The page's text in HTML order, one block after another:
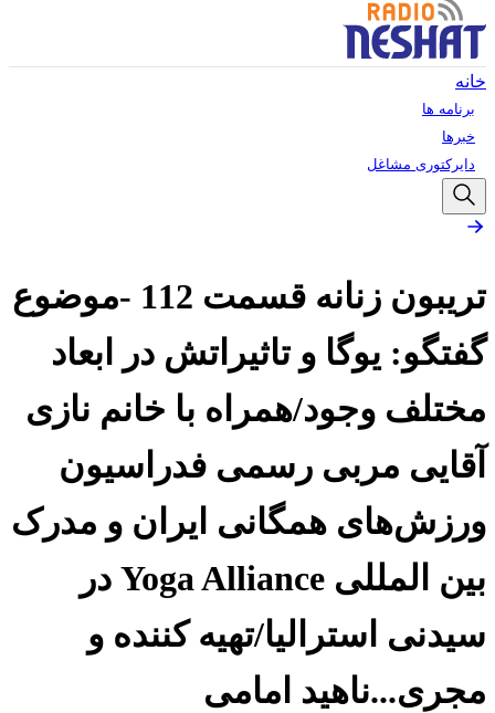
خانه
برنامه ها
خبرها
دایرکتوری مشاغل
تریبون زنانه قسمت 112 -موضوع
گفتگو: یوگا و تاثیراتش در ابعاد
مختلف وجود/همراه با خانم نازی
آقایی مربی رسمی فدراسیون
ورزش‌های همگانی ایران و مدرک
بین المللی Yoga Alliance در
سیدنی استرالیا/تهیه کننده و
مجری...ناهید امامی